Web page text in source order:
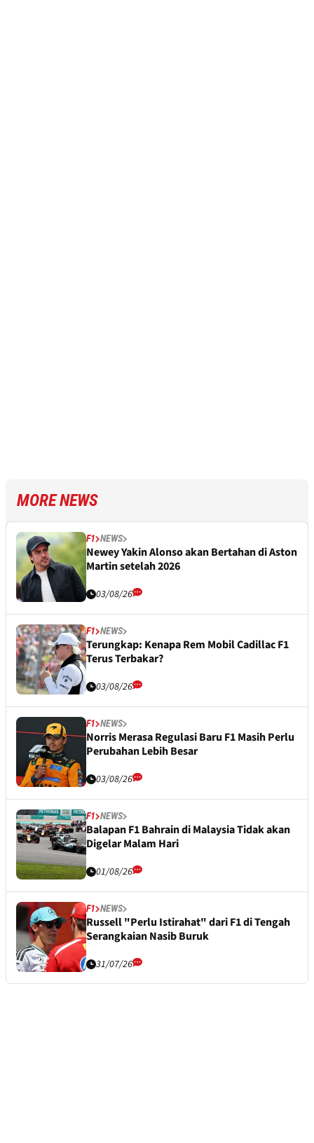
MORE NEWS
F1 NEWS
Newey Yakin Alonso akan Bertahan di Aston
Martin setelah 2026
03/08/26
F1 NEWS
Terungkap: Kenapa Rem Mobil Cadillac F1
Terus Terbakar?
03/08/26
F1 NEWS
Norris Merasa Regulasi Baru F1 Masih Perlu
Perubahan Lebih Besar
03/08/26
F1 NEWS
Balapan F1 Bahrain di Malaysia Tidak akan
Digelar Malam Hari
01/08/26
F1 NEWS
Russell "Perlu Istirahat" dari F1 di Tengah
Serangkaian Nasib Buruk
31/07/26